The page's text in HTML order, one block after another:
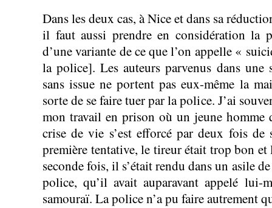
Dans les deux cas, à Nice et dans sa
il faut aussi prendre en considération la
d’une variante de ce que l’on appelle «
la police]. Les auteurs parvenus dans
sans issue ne portent pas eux-même la
sorte de se faire tuer par la police. J’ai
mon travail en prison où un jeune homme
crise de vie s’est efforcé par deux fois
première tentative, le tireur était trop bon et
seconde fois, il s’était rendu dans un asile
police, qu’il avait auparavant appelé lui-
samouraï. La police n’a pu faire autrement